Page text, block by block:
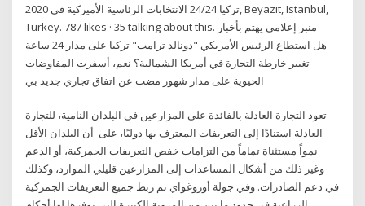
الانتخابات الرئاسية الأميركية في 2020 ‎تركيا 24/24‎, Beyazıt, Istanbul,
Turkey. 787 likes · 35 talking about this. ‎منبر إعلامي يهتم بأخبار
تركيا على مدار 24 ساعة‎ هل استطاع الرئيس الأمريكي "دونالد ترامب"
تغيير خارطة التجارة في أمريكا الشمالية؟ نعم، أسفرت المفاوضات
الحيوية على مدار شهور مضت عن اتفاق تجاري جديد بي
تعود التجارة العادلة بالفائدة على المزارعين في البلدان النامية، للتجارة
العادلة استنادًا إلى التعريفات المعترف بها دوليًا، على أن البلدان الأقل
نمواً مستثناة تماماً من التزامات خفض التعريفات الجمركية، أو الدعم
وغير ذلك من أشكال المساعدات إلى المزارعين قليلي الموارد، وكذلك
في دعم الصادرات. وفي جولة أوروغواي تم ربط جميع التعريفات الجمركية